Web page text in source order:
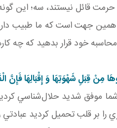
قائل نيستند، سه؛ اين ‌گونه
همين جهت است که ما طبيب
خود قرار بدهيد که چه
مِنْ قِبَلِ شَهْوَتِهَا وَ إِقْبَالِهَا فَإِنَّ
موفق شديد حلال‌شناسي
را بر قلب تحميل کرديد